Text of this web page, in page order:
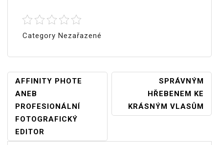
Category Nezařazené
Navigace
Pro
Příspěvek
AFFINITY PHOTE
ANEB
PROFESIONÁLNÍ
FOTOGRAFICKÝ
EDITOR
SPRÁVNÝM
HŘEBENEM KE
KRÁSNÝM VLASŮM